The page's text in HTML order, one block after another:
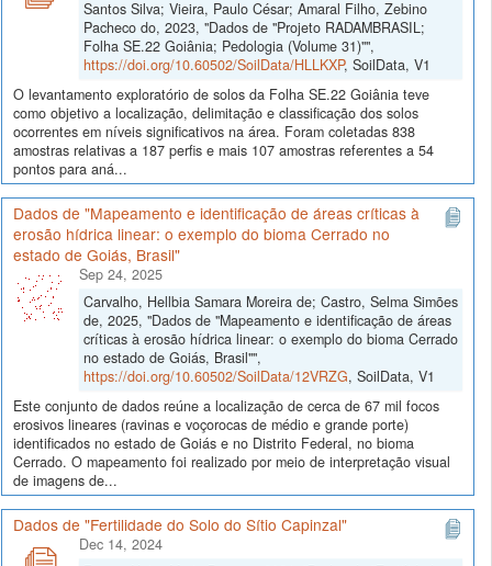
Santos Silva; Vieira, Paulo César; Amaral Filho, Zebino
Pacheco do, 2023, "Dados de "Projeto RADAMBRASIL;
Folha SE.22 Goiânia; Pedologia (Volume 31)"",
https://doi.org/10.60502/SoilData/HLLKXP, SoilData, V1
O levantamento exploratório de solos da Folha SE.22 Goiânia teve
como objetivo a localização, delimitação e classificação dos solos
ocorrentes em níveis significativos na área. Foram coletadas 838
amostras relativas a 187 perfis e mais 107 amostras referentes a 54
pontos para aná...
Dados de "Mapeamento e identificação de áreas críticas à
erosão hídrica linear: o exemplo do bioma Cerrado no
estado de Goiás, Brasil"
Sep 24, 2025
Carvalho, Hellbia Samara Moreira de; Castro, Selma Simões
de, 2025, "Dados de "Mapeamento e identificação de áreas
críticas à erosão hídrica linear: o exemplo do bioma Cerrado
no estado de Goiás, Brasil"",
https://doi.org/10.60502/SoilData/12VRZG, SoilData, V1
Este conjunto de dados reúne a localização de cerca de 67 mil focos
erosivos lineares (ravinas e voçorocas de médio e grande porte)
identificados no estado de Goiás e no Distrito Federal, no bioma
Cerrado. O mapeamento foi realizado por meio de interpretação visual
de imagens de...
Dados de "Fertilidade do Solo do Sítio Capinzal"
Dec 14, 2024